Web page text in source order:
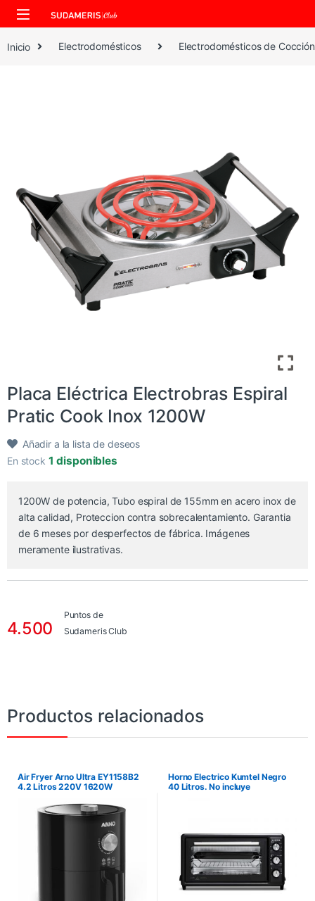
Skip to navigation
Skip to content
Inicio Electrodomésticos Electrodomésticos de Cocción
Placa Eléctrica Electrobras Espiral
Pratic Cook Inox 1200W
Añadir a la lista de deseos
En stock 1 disponibles
1200W de potencia, Tubo espiral de 155mm en acero inox de
alta calidad, Proteccion contra sobrecalentamiento. Garantia
de 6 meses por desperfectos de fábrica. Imágenes
meramente ilustrativas.
4.500
Puntos de
Sudameris Club
Productos relacionados
Air Fryer Arno Ultra EY1158B2
4.2 Litros 220V 1620W
Horno Electrico Kumtel Negro
40 Litros. No incluye